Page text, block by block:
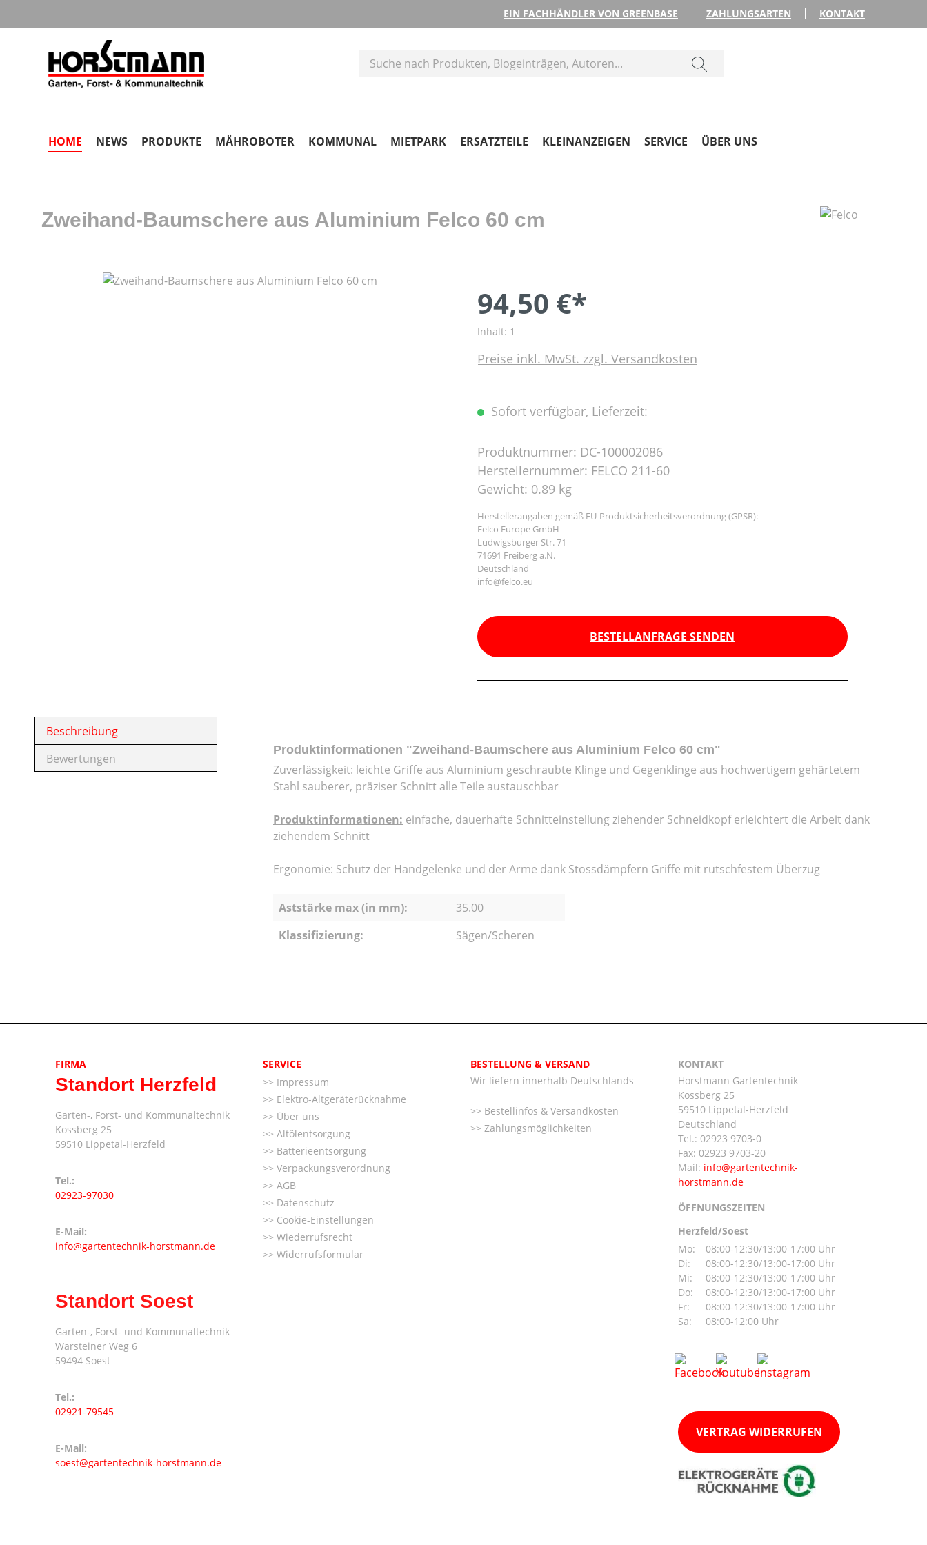
EIN FACHHÄNDLER VON GREENBASE ZAHLUNGSARTEN KONTAKT
HOME NEWS PRODUKTE MÄHROBOTER KOMMUNAL MIETPARK ERSATZTEILE KLEINANZEIGEN SERVICE ÜBER UNS
Zweihand-Baumschere aus Aluminium Felco 60 cm
Bildergalerie überspringen
94,50 €*
Inhalt: 1
Preise inkl. MwSt. zzgl. Versandkosten
Sofort verfügbar, Lieferzeit:
Produktnummer: DC-100002086
Herstellernummer: FELCO 211-60
Gewicht: 0.89 kg
Herstellerangaben gemäß EU-Produktsicherheitsverordnung (GPSR):
Felco Europe GmbH
Ludwigsburger Str. 71
71691 Freiberg a.N.
Deutschland
info@felco.eu
BESTELLANFRAGE SENDEN
Beschreibung
Bewertungen
Produktinformationen "Zweihand-Baumschere aus Aluminium Felco 60 cm"
Zuverlässigkeit: leichte Griffe aus Aluminium geschraubte Klinge und Gegenklinge aus hochwertigem gehärtetem
Stahl sauberer, präziser Schnitt alle Teile austauschbar
Produktinformationen: einfache, dauerhafte Schnitteinstellung ziehender Schneidkopf erleichtert die Arbeit dank
ziehendem Schnitt
Ergonomie: Schutz der Handgelenke und der Arme dank Stossdämpfern Griffe mit rutschfestem Überzug
Aststärke max (in mm):
35.00
Klassifizierung:
Sägen/Scheren
FIRMA
Standort Herzfeld
Garten-, Forst- und Kommunaltechnik
Kossberg 25
59510 Lippetal-Herzfeld
Tel.:
02923-97030
E-Mail:
info@gartentechnik-horstmann.de
Standort Soest
Garten-, Forst- und Kommunaltechnik
Warsteiner Weg 6
59494 Soest
Tel.:
02921-79545
E-Mail:
soest@gartentechnik-horstmann.de
SERVICE
Impressum
Elektro-Altgeräterücknahme
Über uns
Altölentsorgung
Batterieentsorgung
Verpackungsverordnung
AGB
Datenschutz
Cookie-Einstellungen
Wiederrufsrecht
Widerrufsformular
BESTELLUNG & VERSAND
Wir liefern innerhalb Deutschlands
Bestellinfos & Versandkosten
Zahlungsmöglichkeiten
KONTAKT
Horstmann Gartentechnik
Kossberg 25
59510 Lippetal-Herzfeld
Deutschland
Tel.: 02923 9703-0
Fax: 02923 9703-20
Mail:
ÖFFNUNGSZEITEN
Herzfeld/Soest
Mo:
08:00-12:30/13:00-17:00 Uhr
Di:
08:00-12:30/13:00-17:00 Uhr
Mi:
08:00-12:30/13:00-17:00 Uhr
Do:
08:00-12:30/13:00-17:00 Uhr
Fr:
08:00-12:30/13:00-17:00 Uhr
Sa:
08:00-12:00 Uhr
VERTRAG WIDERRUFEN